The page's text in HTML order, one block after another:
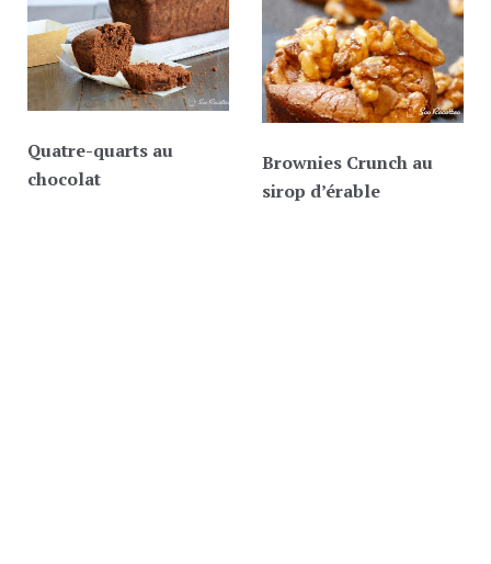
Quatre-quarts au
chocolat
Brownies Crunch au
sirop d’érable